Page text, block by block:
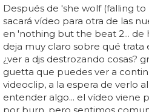
Después de 'she wolf (falling
sacará vídeo para otra de las
en 'nothing but the beat 2... de
deja muy claro sobre qué trata
¿ver a djs destrozando cosas?
guetta que puedes ver a
videoclip, a la espera de verlo
entender algo... el vídeo viene
por burn, pero sentimos